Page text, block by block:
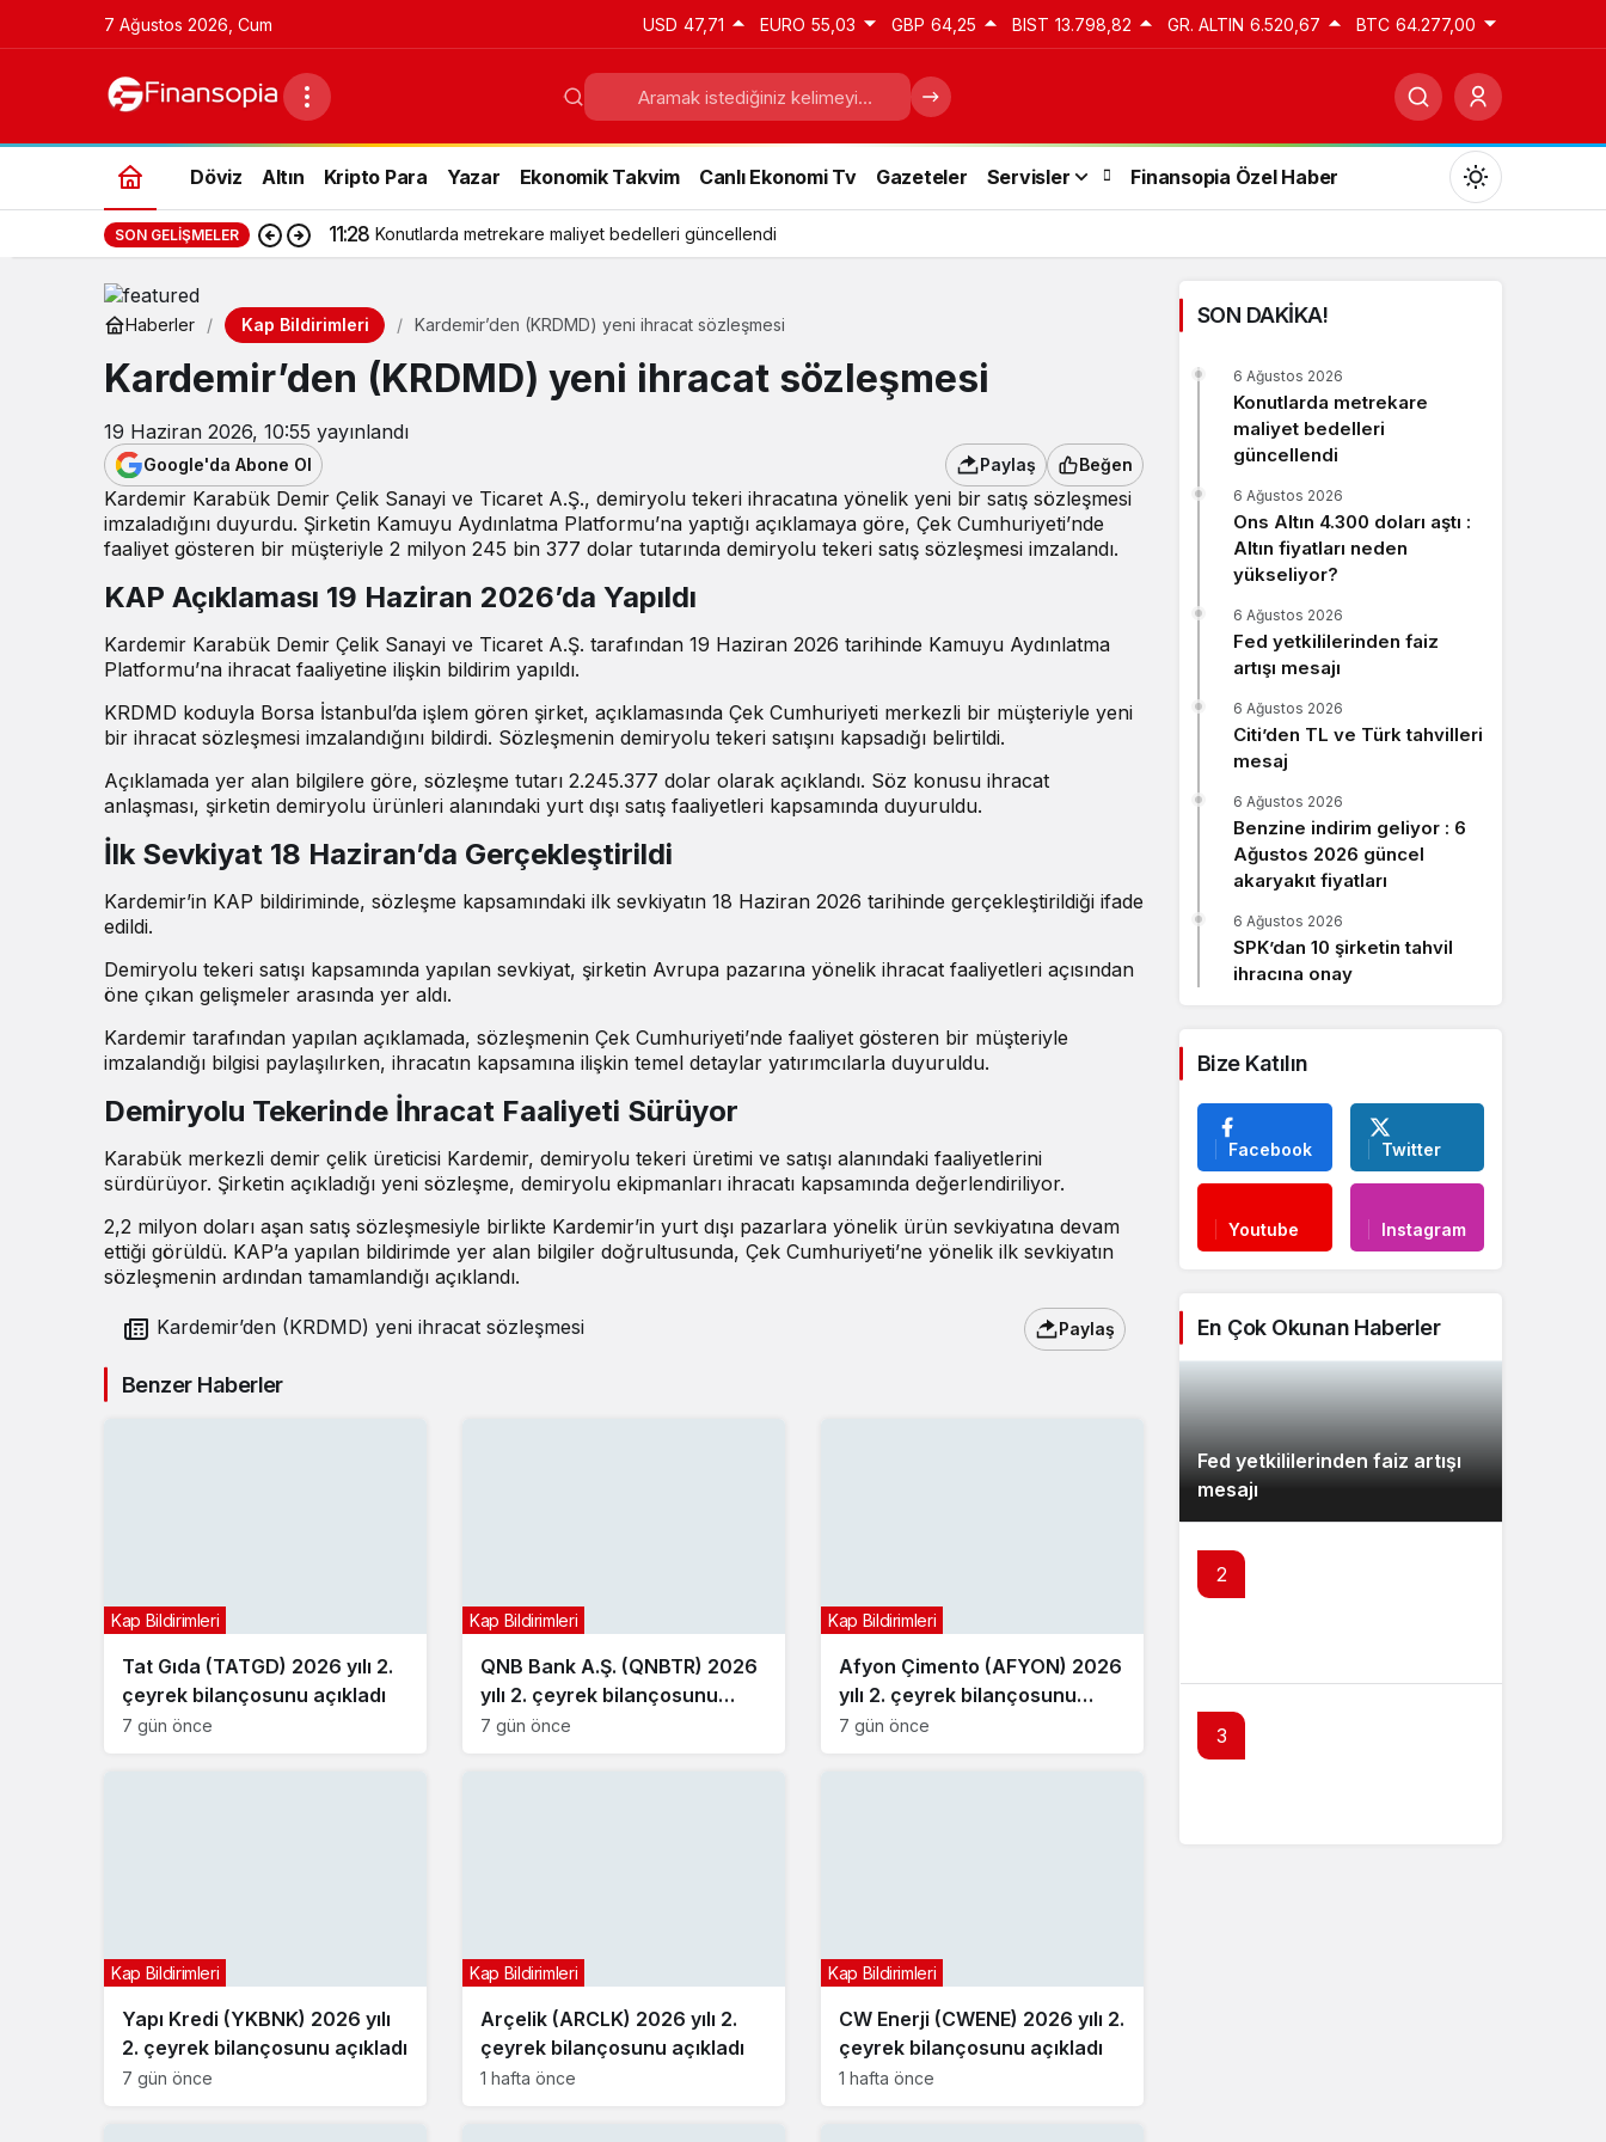
7 Ağustos 2026, Cum USD 47,71 EURO 55,03 GBP 64,25 BIST 13.798,82 GR. ALTIN 6.520,67 BTC 64.277,00
Döviz Altın Kripto Para Yazar Ekonomik Takvim Canlı Ekonomi Tv Gazeteler Servisler Finansopia Özel Haber
Gündüz modunu seçin.
Gece Modu
Sistem Modu
Sistem modunu seçin.
SON GELIŞMELER 11:28 Konutlarda metrekare maliyet bedelleri güncellendi
Haberler Kap Bildirimleri Kardemir’den (KRDMD) yeni ihracat sözleşmesi
Kardemir’den (KRDMD) yeni ihracat sözleşmesi
19 Haziran 2026, 10:55 yayınlandı
Google'da Abone Ol Paylaş Beğen
Kardemir Karabük Demir Çelik Sanayi ve Ticaret A.Ş., demiryolu tekeri ihracatına yönelik yeni bir satış sözleşmesi
imzaladığını duyurdu. Şirketin Kamuyu Aydınlatma Platformu’na yaptığı açıklamaya göre, Çek Cumhuriyeti’nde
faaliyet gösteren bir müşteriyle 2 milyon 245 bin 377 dolar tutarında demiryolu tekeri satış sözleşmesi imzalandı.
KAP Açıklaması 19 Haziran 2026’da Yapıldı
Kardemir Karabük Demir Çelik Sanayi ve Ticaret A.Ş. tarafından 19 Haziran 2026 tarihinde Kamuyu Aydınlatma
Platformu’na ihracat faaliyetine ilişkin bildirim yapıldı.
KRDMD koduyla Borsa İstanbul’da işlem gören şirket, açıklamasında Çek Cumhuriyeti merkezli bir müşteriyle yeni
bir ihracat sözleşmesi imzalandığını bildirdi. Sözleşmenin demiryolu tekeri satışını kapsadığı belirtildi.
Açıklamada yer alan bilgilere göre, sözleşme tutarı 2.245.377 dolar olarak açıklandı. Söz konusu ihracat
anlaşması, şirketin demiryolu ürünleri alanındaki yurt dışı satış faaliyetleri kapsamında duyuruldu.
İlk Sevkiyat 18 Haziran’da Gerçekleştirildi
Kardemir’in KAP bildiriminde, sözleşme kapsamındaki ilk sevkiyatın 18 Haziran 2026 tarihinde gerçekleştirildiği ifade
edildi.
Demiryolu tekeri satışı kapsamında yapılan sevkiyat, şirketin Avrupa pazarına yönelik ihracat faaliyetleri açısından
öne çıkan gelişmeler arasında yer aldı.
Kardemir tarafından yapılan açıklamada, sözleşmenin Çek Cumhuriyeti’nde faaliyet gösteren bir müşteriyle
imzalandığı bilgisi paylaşılırken, ihracatın kapsamına ilişkin temel detaylar yatırımcılarla duyuruldu.
Demiryolu Tekerinde İhracat Faaliyeti Sürüyor
Karabük merkezli demir çelik üreticisi Kardemir, demiryolu tekeri üretimi ve satışı alanındaki faaliyetlerini
sürdürüyor. Şirketin açıkladığı yeni sözleşme, demiryolu ekipmanları ihracatı kapsamında değerlendiriliyor.
2,2 milyon doları aşan satış sözleşmesiyle birlikte Kardemir’in yurt dışı pazarlara yönelik ürün sevkiyatına devam
ettiği görüldü. KAP’a yapılan bildirimde yer alan bilgiler doğrultusunda, Çek Cumhuriyeti’ne yönelik ilk sevkiyatın
sözleşmenin ardından tamamlandığı açıklandı.
Kardemir’den (KRDMD) yeni ihracat sözleşmesi Paylaş
Benzer Haberler
Tat Gıda (TATGD) 2026 yılı 2.
çeyrek bilançosunu açıkladı
Kap Bildirimleri
7 gün önce
QNB Bank A.Ş. (QNBTR) 2026
yılı 2. çeyrek bilançosunu
açıkladı
Kap Bildirimleri
7 gün önce
Afyon Çimento (AFYON) 2026
yılı 2. çeyrek bilançosunu
açıkladı
Kap Bildirimleri
7 gün önce
Yapı Kredi (YKBNK) 2026 yılı
2. çeyrek bilançosunu açıkladı
Kap Bildirimleri
7 gün önce
Arçelik (ARCLK) 2026 yılı 2.
çeyrek bilançosunu açıkladı
Kap Bildirimleri
1 hafta önce
CW Enerji (CWENE) 2026 yılı 2.
çeyrek bilançosunu açıkladı
Kap Bildirimleri
1 hafta önce
SON DAKİKA!
Konutlarda metrekare
maliyet bedelleri
güncellendi
6 Ağustos 2026
Ons Altın 4.300 doları aştı :
Altın fiyatları neden
yükseliyor?
6 Ağustos 2026
Fed yetkililerinden faiz
artışı mesajı
6 Ağustos 2026
Citi’den TL ve Türk tahvilleri
mesaj
6 Ağustos 2026
Benzine indirim geliyor : 6
Ağustos 2026 güncel
akaryakıt fiyatları
6 Ağustos 2026
SPK’dan 10 şirketin tahvil
ihracına onay
6 Ağustos 2026
Bize Katılın
Facebook Twitter
Youtube Instagram
En Çok Okunan Haberler
Fed yetkililerinden faiz artışı
mesajı
2
3